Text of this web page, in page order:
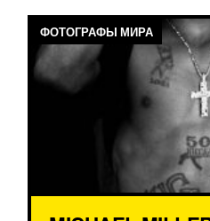
ФОТОГРАФЫ МИРА